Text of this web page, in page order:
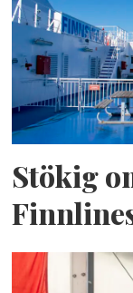
Stökig